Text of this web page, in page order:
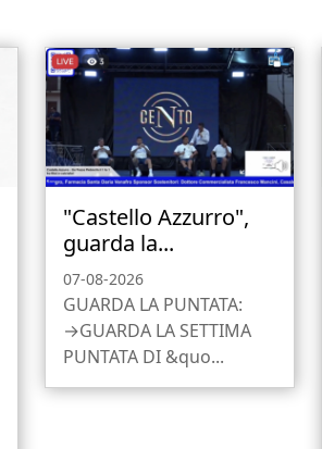
"Castello Azzurro",
guarda la...
07-08-2026
GUARDA LA PUNTATA:
→GUARDA LA SETTIMA
PUNTATA DI &quo...